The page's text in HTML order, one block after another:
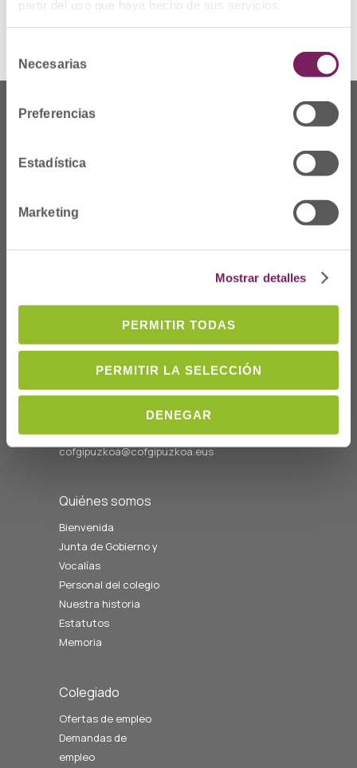
partir del uso que haya hecho de sus servicios.
Necesarias
Preferencias
Estadística
Marketing
Mostrar detalles
PERMITIR TODAS
PERMITIR LA SELECCIÓN
DENEGAR
Ver Alerta
Dónde Estamos
20006 Donostia/San
Sebastián
08:00 a 14:00
cofgipuzkoa@cofgipuzkoa.eus
Quiénes somos
Bienvenida
Junta de Gobierno y
Vocalías
Personal del colegio
Nuestra historia
Estatutos
Memoria
Colegiado
Ofertas de empleo
Demandas de
empleo